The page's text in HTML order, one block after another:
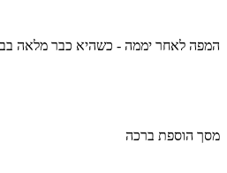
המפה לאחר יממה - כשהיא כבר מלאה
מסך הוספת ברכה